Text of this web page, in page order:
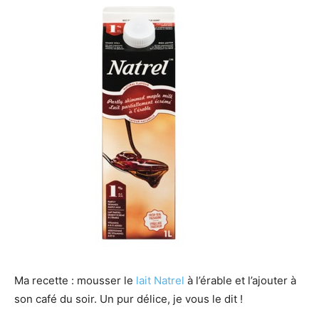
Ma recette : mousser le lait Natrel à l’érable et l’ajouter à
son café du soir. Un pur délice, je vous le dit !